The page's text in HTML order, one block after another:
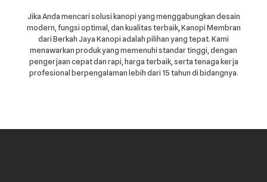
Jika Anda mencari solusi kanopi yang menggabungkan desain
modern, fungsi optimal, dan kualitas terbaik, Kanopi Membran
dari Berkah Jaya Kanopi adalah pilihan yang tepat. Kami
menawarkan produk yang memenuhi standar tinggi, dengan
pengerjaan cepat dan rapi, harga terbaik, serta tenaga kerja
profesional berpengalaman lebih dari 15 tahun di bidangnya.